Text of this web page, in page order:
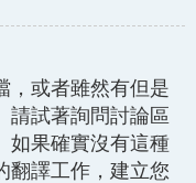
，或者雖然有但是
請試著詢問討論區
如果確實沒有這種
翻譯工作，建立您